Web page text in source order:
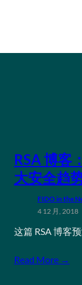
RSA 博客
大安全趋
FIDO in the
4 12 月, 2018
这篇 RSA 博客
Read More →